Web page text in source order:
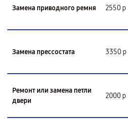
Замена приводного ремня 2550 р
Замена прессостата 3350 р
Ремонт или замена петли
двери
2000 р